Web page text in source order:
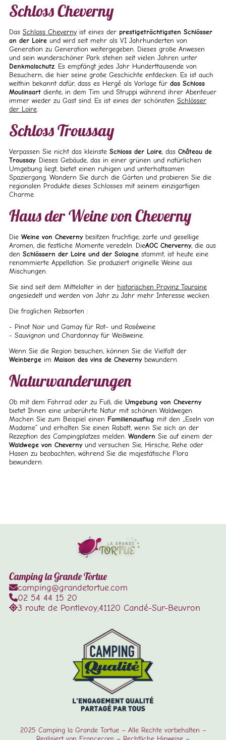
Schloss Cheverny
Das Schloss Chevernyist eines der prestigeträchtigsten Schlösser
an der Loireund wird seit mehr als VI Jahrhunderten von
Generation zu Generation weitergegeben. Dieses große Anwesen
und sein wunderschöner Park stehen seit vielen Jahren unter
Denkmalschutz. Es empfängt jedes Jahr Hunderttausende von
Besuchern, die hier seine große Geschichte entdecken. Es ist auch
weithin bekannt dafür, dass es Hergé als Vorlage für das Schloss
Moulinsartdiente, in dem Tim und Struppi während ihrer Abenteuer
immer wieder zu Gast sind. Es ist eines der schönsten Schlösser
der Loire.
Schloss Troussay
Verpassen Sie nicht das kleinste Schloss der Loire, das Château de
Troussay. Dieses Gebäude, das in einer grünen und natürlichen
Umgebung liegt, bietet einen ruhigen und unterhaltsamen
Spaziergang. Wandern Sie durch die Gärten und probieren Sie die
regionalen Produkte dieses Schlosses mit seinem einzigartigen
Charme.
Haus der Weine von Cheverny
Die Weine von Chevernybesitzen fruchtige, zarte und gesellige
Aromen, die festliche Momente veredeln. DieAOC Cherverny, die aus
den Schlössern der Loire und der Solognestammt, ist heute eine
renommierte Appellation. Sie produziert originelle Weine aus
Mischungen.
Sie sind seit dem Mittelalter in der historischen Provinz Touraine
angesiedelt und werden von Jahr zu Jahr mehr Interesse wecken.
Die fraglichen Rebsorten :
Pinot Noir und Gamay für Rot- und Roséweine
Sauvignon und Chardonnay für Weißweine.
Wenn Sie die Region besuchen, können Sie die Vielfalt der
Weinbergeim Maison des vins de Chevernybewundern.
Naturwanderungen
Ob mit dem Fahrrad oder zu Fuß, die Umgebung von Cheverny
bietet Ihnen eine unberührte Natur mit schönen Waldwegen.
Machen Sie zum Beispiel einen Familienausflug mit den „Eseln von
Madame“ und erhalten Sie einen Rabatt, wenn Sie sich an der
Rezeption des Campingplatzes melden. Wandern Sie auf einem der
Waldwege von Chevernyund versuchen Sie, Hirsche, Rehe oder
Hasen zu beobachten, während Sie die majestätische Flora
bewundern.
Camping la Grande Tortue
camping@grandetortue.com
02 54 44 15 20
3 route de Pontlevoy,41120 Candé-Sur-Beuvron
2025 Camping la Grande Tortue– Alle Rechte vorbehalten –